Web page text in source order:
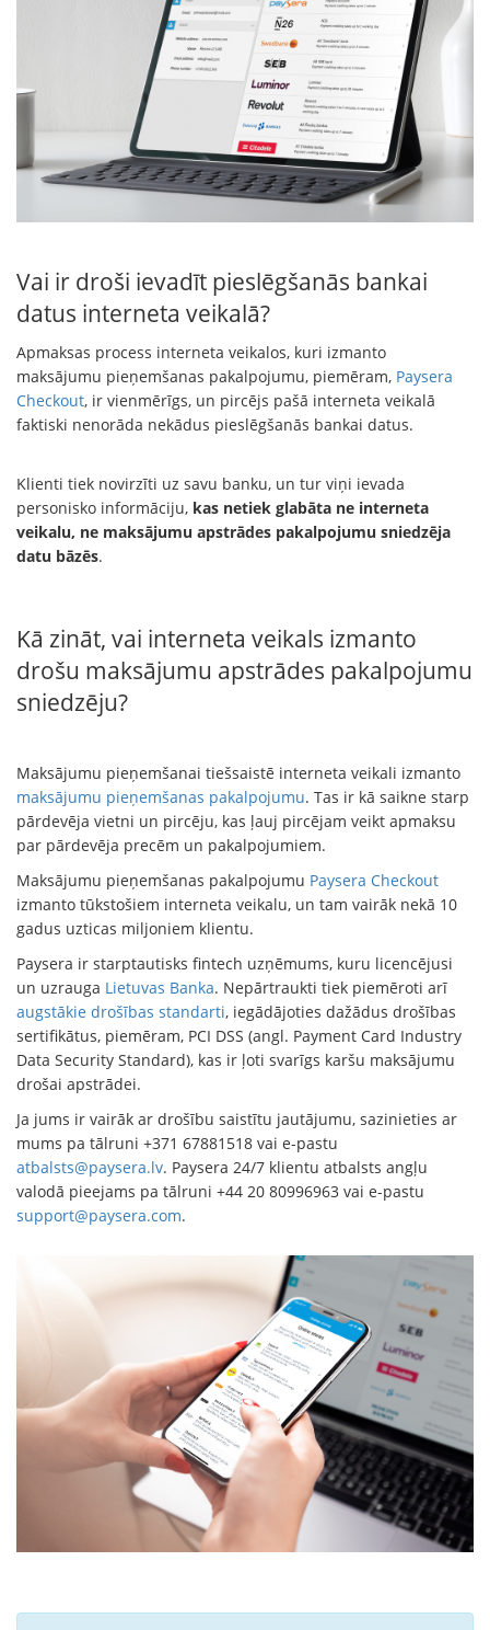
Vai ir droši ievadīt pieslēgšanās bankai
datus interneta veikalā?
Apmaksas process interneta veikalos, kuri izmanto
maksājumu pieņemšanas pakalpojumu, piemēram, Paysera
Checkout, ir vienmērīgs, un pircējs pašā interneta veikalā
faktiski nenorāda nekādus pieslēgšanās bankai datus.
Klienti tiek novirzīti uz savu banku, un tur viņi ievada
personisko informāciju, kas netiek glabāta ne interneta
veikalu, ne maksājumu apstrādes pakalpojumu sniedzēja
datu bāzēs.
Kā zināt, vai interneta veikals izmanto
drošu maksājumu apstrādes pakalpojumu
sniedzēju?
Maksājumu pieņemšanai tiešsaistē interneta veikali izmanto
maksājumu pieņemšanas pakalpojumu. Tas ir kā saikne starp
pārdevēja vietni un pircēju, kas ļauj pircējam veikt apmaksu
par pārdevēja precēm un pakalpojumiem.
Maksājumu pieņemšanas pakalpojumu Paysera Checkout
izmanto tūkstošiem interneta veikalu, un tam vairāk nekā 10
gadus uzticas miljoniem klientu.
Paysera ir starptautisks fintech uzņēmums, kuru licencējusi
un uzrauga Lietuvas Banka. Nepārtraukti tiek piemēroti arī
augstākie drošības standarti, iegādājoties dažādus drošības
sertifikātus, piemēram, PCI DSS (angl. Payment Card Industry
Data Security Standard), kas ir ļoti svarīgs karšu maksājumu
drošai apstrādei.
Ja jums ir vairāk ar drošību saistītu jautājumu, sazinieties ar
mums pa tālruni +371 67881518 vai e-pastu
atbalsts@paysera.lv. Paysera 24/7 klientu atbalsts angļu
valodā pieejams pa tālruni +44 20 80996963 vai e-pastu
support@paysera.com.